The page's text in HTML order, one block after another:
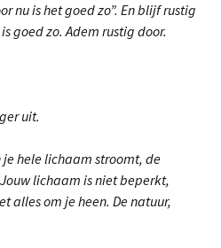
nu is het goed zo”. En blijf rustig
goed zo. Adem rustig door.
uit.
hele lichaam stroomt, de
lichaam is niet beperkt,
alles om je heen. De natuur,